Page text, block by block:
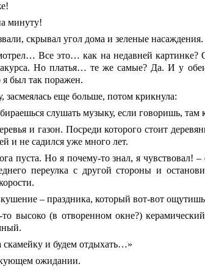
минуту!
скрывал угол дома и зеленые насаждения.
Все это… как на недавней
Но платья… те же самые? Да. И у
был так поражен.
засмеялась еще больше, потом крикнула:
слушать музыку, если говоришь, там
и газон. Посреди которого стоит
и не садился уже много лет.
пуста. Но я почему-то знал, я чувствовал! –
переулка с другой стороны и
– праздника, который вот-вот
высоко (в отворенном окне?)
скамейку и будем отдыхать…»
ожидании.